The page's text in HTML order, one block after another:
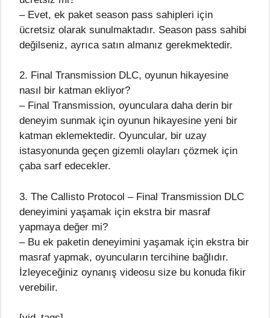
– Evet, ek paket season pass sahipleri için
ücretsiz olarak sunulmaktadır. Season pass sahibi
değilseniz, ayrıca satın almanız gerekmektedir.
2. Final Transmission DLC, oyunun hikayesine
nasıl bir katman ekliyor?
– Final Transmission, oyunculara daha derin bir
deneyim sunmak için oyunun hikayesine yeni bir
katman eklemektedir. Oyuncular, bir uzay
istasyonunda geçen gizemli olayları çözmek için
çaba sarf edecekler.
3. The Callisto Protocol – Final Transmission DLC
deneyimini yaşamak için ekstra bir masraf
yapmaya değer mi?
– Bu ek paketin deneyimini yaşamak için ekstra bir
masraf yapmak, oyuncuların tercihine bağlıdır.
İzleyeceğiniz oynanış videosu size bu konuda fikir
verebilir.